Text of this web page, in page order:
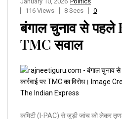
116 Views
8 Secs 0
बंगाल चुनाव से पहले
TMC सवाल
कमिटी (I-PAC) से जुड़ी जांच को लेकर